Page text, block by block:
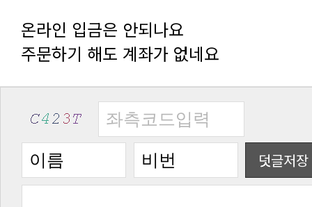
온라인 입금은 안되나요
주문하기 해도 계좌가 없네요
덧글저장